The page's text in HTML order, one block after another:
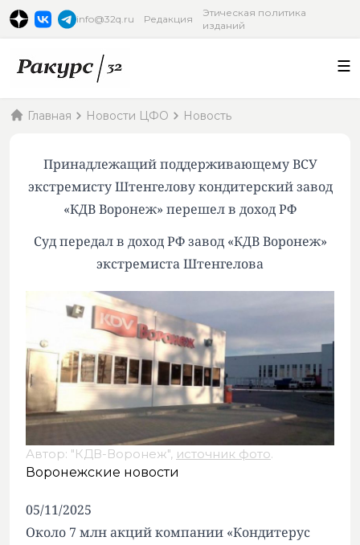
info@32q.ru Редакция
Этическая политика
изданий
Главная Новости ЦФО Новость
Принадлежащий поддерживающему ВСУ
экстремисту Штенгелову кондитерский завод
«КДВ Воронеж» перешел в доход РФ
Суд передал в доход РФ завод «КДВ Воронеж»
экстремиста Штенгелова
Автор: "КДВ-Воронеж", источник фото.
Воронежские новости
05/11/2025
Около 7 млн акций компании «Кондитерус